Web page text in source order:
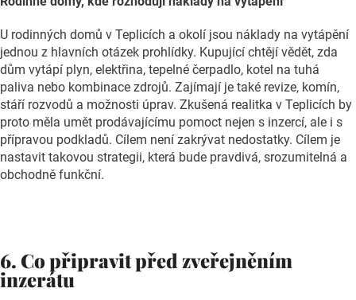
U rodinných domů v Teplicích a okolí jsou náklady na vytápění
jednou z hlavních otázek prohlídky. Kupující chtějí vědět, zda
dům vytápí plyn, elektřina, tepelné čerpadlo, kotel na tuhá
paliva nebo kombinace zdrojů. Zajímají je také revize, komín,
stáří rozvodů a možnosti úprav. Zkušená realitka v Teplicích by
proto měla umět prodávajícímu pomoct nejen s inzercí, ale i s
přípravou podkladů. Cílem není zakrývat nedostatky. Cílem je
nastavit takovou strategii, která bude pravdivá, srozumitelná a
obchodně funkční.
6. Co připravit před zveřejněním
inzerátu